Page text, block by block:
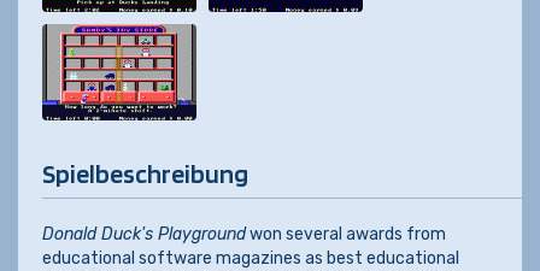
Spielbeschreibung
Donald Duck's Playgroundwon several awards from
educational software magazines as best educational